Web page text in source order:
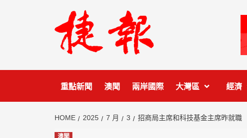
重點新聞 澳聞 兩岸國際 大灣區 經濟
HOME 2025 7 月 3 招商局主席和科技基金主席昨就職
澳聞